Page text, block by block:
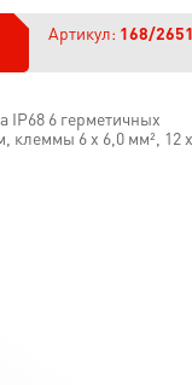
Артикул: 168/
IP68 6 герметичных
клеммы 6 х 6,0 мм², 12 х